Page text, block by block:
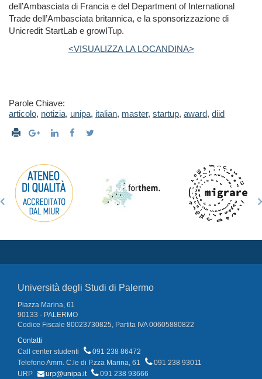
dell’Ambasciata di Francia e del Department of International
Trade dell’Ambasciata britannica, e la sponsorizzazione di
Unicredit StartLab e growITup.
<VISUALIZZA LA LOCANDINA>
Parole Chiave:
articolo, notizia, unipa, italian, master, startup, award, diid
Università degli Studi di Palermo
Piazza Marina, 61
90133 - PALERMO
Codice Fiscale 80023730825, Partita IVA 00605880822
Contatti
Call center studenti
091 238 86472
Telefono Amm. C.le di P.zza Marina, 61
091 238 93011
URP
urp@unipa.it
091 238 93666